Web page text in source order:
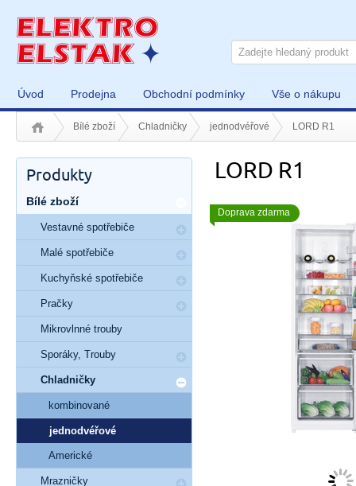
Úvod Prodejna Obchodní podmínky Vše o nákupu
Bílé zboží Chladničky jednodvéřové LORD R1
LORD R1
Doprava zdarma
Produkty
Bílé zboží
Vestavné spotřebiče
Malé spotřebiče
Kuchyňské spotřebiče
Pračky
Mikrovlnné trouby
Sporáky, Trouby
Chladničky
kombinované
jednodvéřové
Americké
Mrazničky